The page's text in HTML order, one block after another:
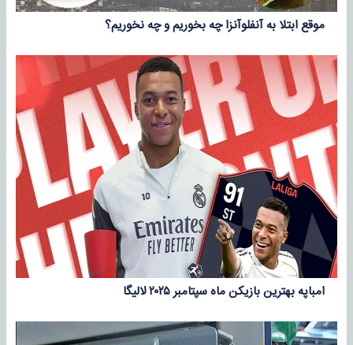
موقع ابتلا به آنفلوآنزا چه بخوریم و چه نخوریم؟
امباپه بهترین بازیکن ماه سپتامبر ۲۰۲۵ لالیگا